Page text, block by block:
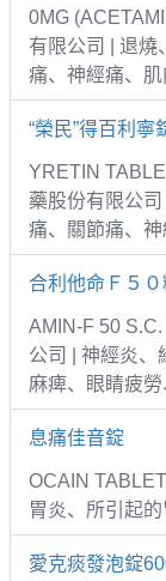
0MG
有限公司 | 退燒
痛、神經痛、肌
“榮民”得百利寧
YRETIN
藥股份有限公
痛、關節痛、神
合利他命Ｆ５０
AMIN-F 50
公司 | 神經炎、
麻痺、眼睛疲勞
息痛佳音錠
OCAIN
胃炎、所引起
愛克痰發泡錠